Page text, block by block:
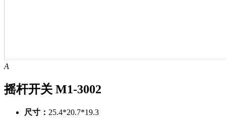
A
摇杆开关 M1-3002
尺寸： 25.4*20.7*19.3